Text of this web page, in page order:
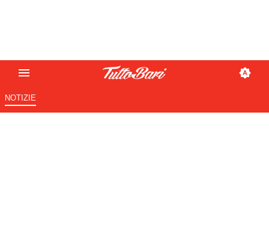
NOTIZIE